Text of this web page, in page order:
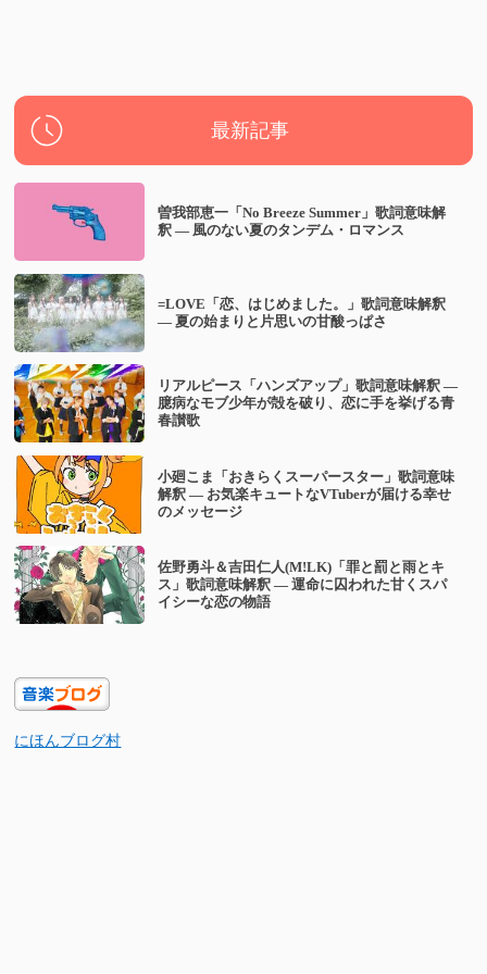
最新記事
曽我部恵一「No Breeze Summer」歌詞意味解
釈 — 風のない夏のタンデム・ロマンス
=LOVE「恋、はじめました。」歌詞意味解釈
— 夏の始まりと片思いの甘酸っぱさ
リアルピース「ハンズアップ」歌詞意味解釈 —
臆病なモブ少年が殻を破り、恋に手を挙げる青
春讃歌
小廻こま「おきらくスーパースター」歌詞意味
解釈 — お気楽キュートなVTuberが届ける幸せ
のメッセージ
佐野勇斗＆吉田仁人(M!LK)「罪と罰と雨とキ
ス」歌詞意味解釈 — 運命に囚われた甘くスパ
イシーな恋の物語
にほんブログ村